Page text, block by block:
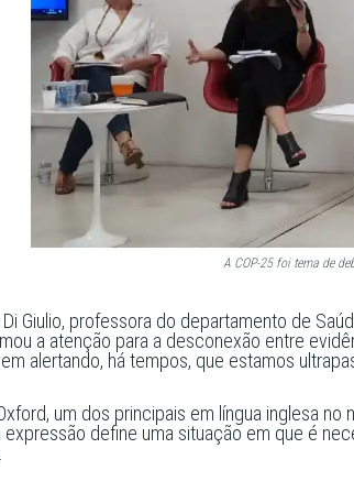
A COP-25 foi tema de
Giulio, professora do departamento de
a atenção para a desconexão entre
alertando, há tempos, que estamos
um dos principais em língua inglesa
define uma situação em que é